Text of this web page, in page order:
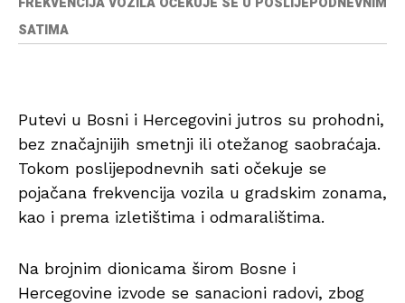
SATIMA
Putevi u Bosni i Hercegovini jutros su prohodni,
bez značajnijih smetnji ili otežanog saobraćaja.
Tokom poslijepodnevnih sati očekuje se
pojačana frekvencija vozila u gradskim zonama,
kao i prema izletištima i odmaralištima.
Na brojnim dionicama širom Bosne i
Hercegovine izvode se sanacioni radovi, zbog